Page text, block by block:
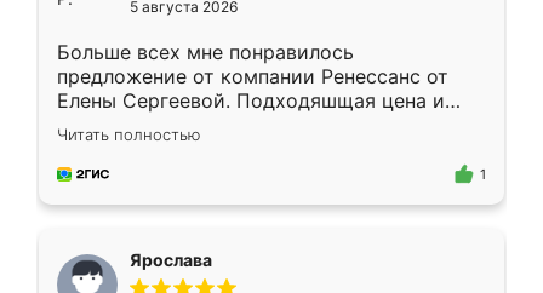
5 августа 2026
Больше всех мне понравилось
предложение от компании Ренессанс от
Елены Сергеевой. Подходяшщая цена и
короткие сроки изготовления. Приехавший
для замера сотрудник Владислав
предложил по моему эскизу самый
Читать полностью
1
Ярослава